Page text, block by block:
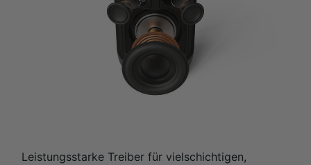
Leistungsstarke Treiber für vielschichtigen,